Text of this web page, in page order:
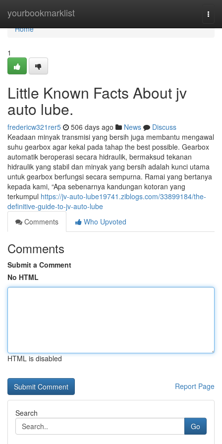
yourbookmarklist
Home
Home
1
Little Known Facts About jv
auto lube.
fredericw321rer5 506 days ago News
Discuss
Keadaan minyak transmisi yang bersih juga membantu mengawal
suhu gearbox agar kekal pada tahap the best possible. Gearbox
automatik beroperasi secara hidraulik, bermaksud tekanan
hidraulik yang stabil dan minyak yang bersih adalah kunci utama
untuk gearbox berfungsi secara sempurna. Ramai yang bertanya
kepada kami, “Apa sebenarnya kandungan kotoran yang
terkumpul https://jv-auto-lube19741.ziblogs.com/33899184/the-
definitive-guide-to-jv-auto-lube
Comments
Who Upvoted
Comments
Submit a Comment
No HTML
HTML is disabled
Report Page
Search
Go